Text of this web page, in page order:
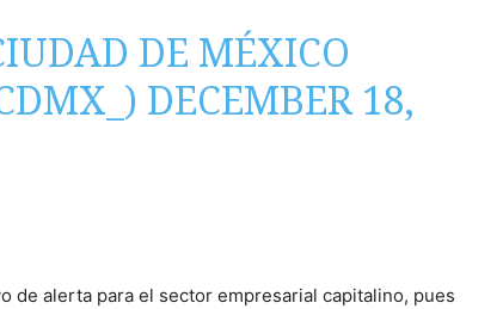
DE MÉXICO
DECEMBER 18,
de alerta para el sector empresarial capitalino, pues